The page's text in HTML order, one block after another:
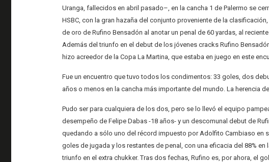
Uranga, fallecidos en abril pasado–, en la cancha 1 de Palermo se
HSBC, con la gran hazaña del conjunto proveniente de la
de oro de Rufino Bensadón al anotar un penal de 60 yardas, al
Además del triunfo en el debut de los jóvenes cracks Rufino
hizo acreedor de la Copa La Martina, que estaba en juego en este
Fue un encuentro que tuvo todos los condimentos: 33 goles, dos
años o menos en la cancha más importante del mundo. La herencia
Pudo ser para cualquiera de los dos, pero se lo llevó el equipo
desempeño de Felipe Dabas -18 años- y un descomunal debut de
quedando a sólo uno del récord impuesto por Adolfito Cambiaso en
goles de jugada y los restantes de penal, con una eficacia del 88%
triunfo en el extra chukker. Tras dos fechas, Rufino es, por ahora, el